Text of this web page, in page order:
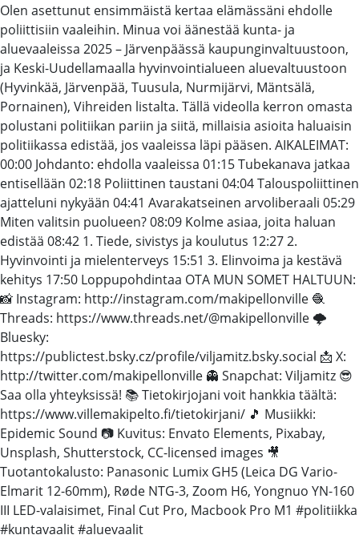
Olen asettunut ensimmäistä kertaa elämässäni ehdolle
poliittisiin vaaleihin. Minua voi äänestää kunta- ja
aluevaaleissa 2025 – Järvenpäässä kaupunginvaltuustoon,
ja Keski-Uudellamaalla hyvinvointialueen aluevaltuustoon
(Hyvinkää, Järvenpää, Tuusula, Nurmijärvi, Mäntsälä,
Pornainen), Vihreiden listalta. Tällä videolla kerron omasta
polustani politiikan pariin ja siitä, millaisia asioita haluaisin
politiikassa edistää, jos vaaleissa läpi pääsen. AIKALEIMAT:
00:00 Johdanto: ehdolla vaaleissa 01:15 Tubekanava jatkaa
entisellään 02:18 Poliittinen taustani 04:04 Talouspoliittinen
ajatteluni nykyään 04:41 Avarakatseinen arvoliberaali 05:29
Miten valitsin puolueen? 08:09 Kolme asiaa, joita haluan
edistää 08:42 1. Tiede, sivistys ja koulutus 12:27 2.
Hyvinvointi ja mielenterveys 15:51 3. Elinvoima ja kestävä
kehitys 17:50 Loppupohdintaa OTA MUN SOMET HALTUUN:
📸 Instagram: http://instagram.com/makipellonville 🧶
Threads: https://www.threads.net/@makipellonville 🌩️
Bluesky:
https://publictest.bsky.cz/profile/viljamitz.bsky.social 📩 X:
http://twitter.com/makipellonville 👻 Snapchat: Viljamitz 😎
Saa olla yhteyksissä! 📚 Tietokirjojani voit hankkia täältä:
https://www.villemakipelto.fi/tietokirjani/ 🎵 Musiikki:
Epidemic Sound 📷 Kuvitus: Envato Elements, Pixabay,
Unsplash, Shutterstock, CC-licensed images 🎥
Tuotantokalusto: Panasonic Lumix GH5 (Leica DG Vario-
Elmarit 12-60mm), Røde NTG-3, Zoom H6, Yongnuo YN-160
III LED-valaisimet, Final Cut Pro, Macbook Pro M1 #politiikka
#kuntavaalit #aluevaalit